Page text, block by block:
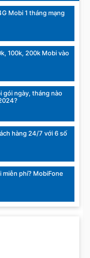
Mobi 1 tháng mạng
100k, 200k Mobi vào
gói ngày, tháng nào
hàng 24/7 với 6 số
miễn phí? MobiFone